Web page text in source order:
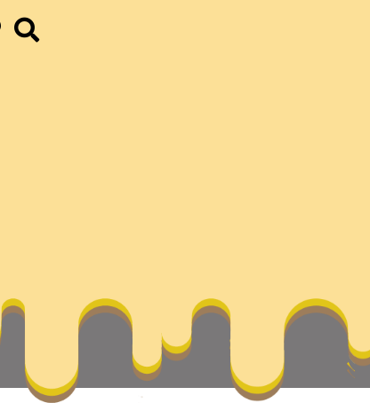
中國作家網
achievements vapor